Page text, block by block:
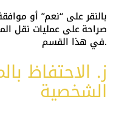
بالنقر على “نعم” أو
صراحة على عمليات نقل
في هذا القسم.
ز. الاحتفاظ
الشخصية